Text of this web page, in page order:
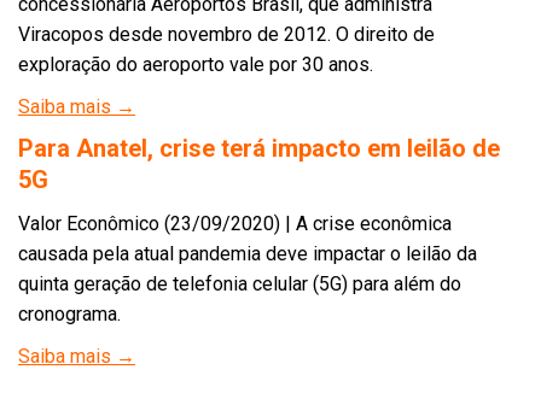
concessionária Aeroportos Brasil, que administra
Viracopos desde novembro de 2012. O direito de
exploração do aeroporto vale por 30 anos.
Saiba mais →
Para Anatel, crise terá impacto em leilão de
5G
Valor Econômico (23/09/2020) | A crise econômica
causada pela atual pandemia deve impactar o leilão da
quinta geração de telefonia celular (5G) para além do
cronograma.
Saiba mais →